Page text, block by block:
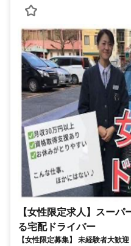
【女性限定求人】スー
る宅配ドライバー
【女性限定募集】 未経験者大歓